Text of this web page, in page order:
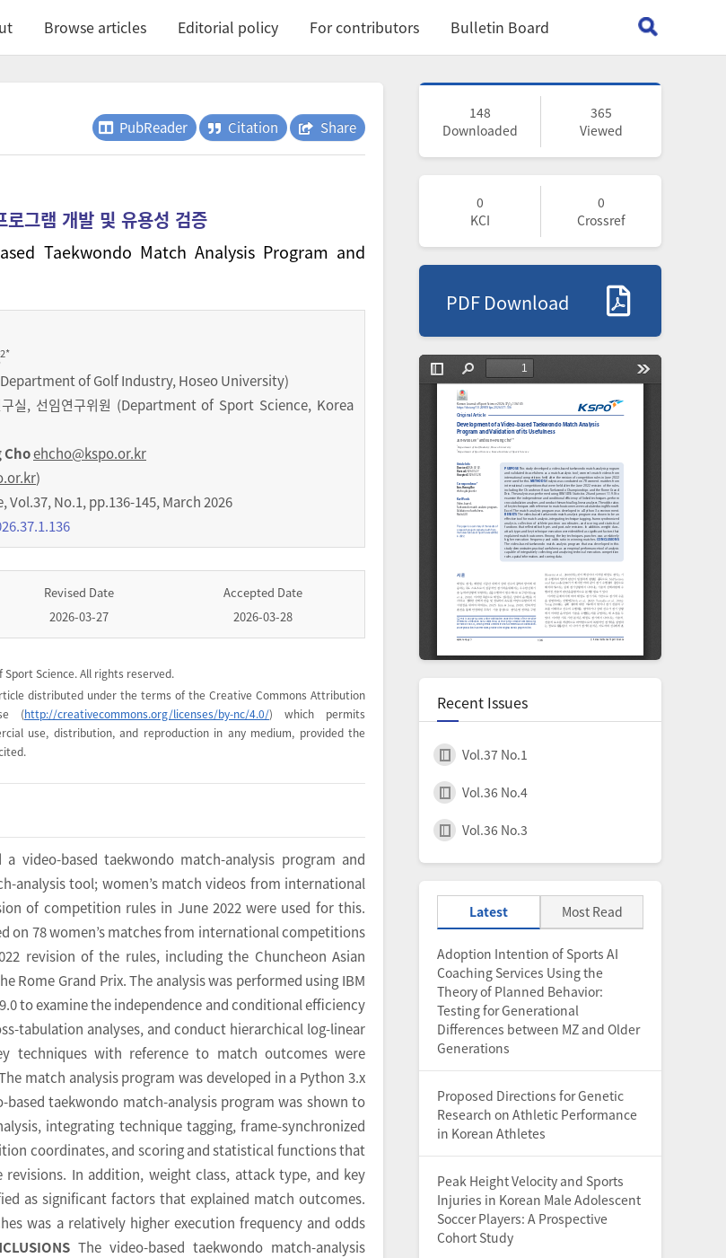
Browse articles Editorial policy For contributors Bulletin Board
PubReader Citation Share
그램 개발 및 유용성 검증
Taekwondo Match Analysis Program and
2*
(Department of Golf Industry, Hoseo University)
구실, 선임연구위원 (Department of Sport Science, Korea
Choehcho@kspo.or.kr
)
,Vol.37,No.1,pp.136-145,March 2026
Revised Date
2026-03-27
Accepted Date
2026-03-28
Science. All rights reserved.
distributed under the terms of the Creative Commons Attribution
(http://creativecommons.org/licenses/by-nc/4.0/) which permits
use, distribution, and reproduction in any medium, provided the
video-based taekwondo match-analysis program and
analysis tool; women’s match videos from international
of competition rules in June 2022 were used for this.
on 78 women’s matches from international competitions
revision of the rules, including the Chuncheon Asian
Rome Grand Prix. The analysis was performed using IBM
to examine the independence and conditional efficiency
tabulation analyses, and conduct hierarchical log-linear
techniques with reference to match outcomes were
match analysis program was developed in a Python 3.x
based taekwondo match-analysis program was shown to
integrating technique tagging, frame-synchronized
coordinates, and scoring and statistical functions that
In addition, weight class, attack type, and key
as significant factors that explained match outcomes.
was a relatively higher execution frequency and odds
The video-based taekwondo match-analysis
148
Downloaded
365
Viewed
0
KCI
0
Crossref
PDF Download
Recent Issues
Vol.37 No.1
Vol.36 No.4
Vol.36 No.3
Latest Most Read
Adoption Intention of Sports AI
Coaching Services Using the
Theory of Planned Behavior:
Testing for Generational
Differences between MZ and Older
Generations
Proposed Directions for Genetic
Research on Athletic Performance
in Korean Athletes
Peak Height Velocity and Sports
Injuries in Korean Male Adolescent
Soccer Players: A Prospective
Cohort Study